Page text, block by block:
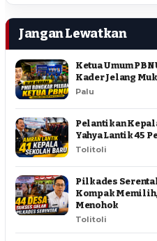
Jangan Lewatkan
Ketua Umum
Kader Jelang
Palu
Pelantikan
Yahya Lantik 45
Tolitoli
Pilkades
Kompak
Menohok
Tolitoli